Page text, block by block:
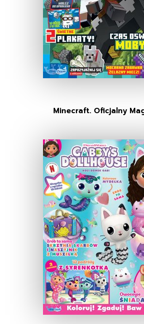
Minecraft. Oficjalny